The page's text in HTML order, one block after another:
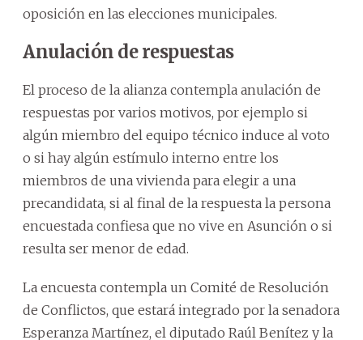
oposición en las elecciones municipales.
Anulación de respuestas
El proceso de la alianza contempla anulación de
respuestas por varios motivos, por ejemplo si
algún miembro del equipo técnico induce al voto
o si hay algún estímulo interno entre los
miembros de una vivienda para elegir a una
precandidata, si al final de la respuesta la persona
encuestada confiesa que no vive en Asunción o si
resulta ser menor de edad.
La encuesta contempla un Comité de Resolución
de Conflictos, que estará integrado por la senadora
Esperanza Martínez, el diputado Raúl Benítez y la